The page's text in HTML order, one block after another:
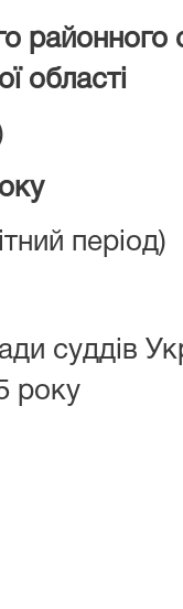
районного
області
період)
суддів
року